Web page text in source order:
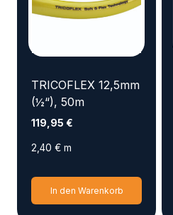
auf
TRICOFLEX 12,5mm
(½“), 50m
119,95 €
2,40 € m
In den Warenkorb